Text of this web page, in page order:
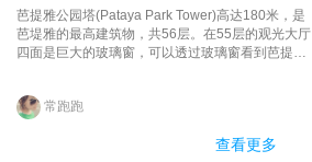
国人真会玩。交通信息：芭堤雅没有市内公共汽
车，若步行游览芭堤雅全市，需要1个多小时。市
内主要分南北方向两条大路(Beach Rd和 Pattaya 2
游逛。市内主要的公共交通工具是载人小货车，就
是我们俗称的双条。芭提雅小货车一般招手即停，
游客上车前应告诉司机下车地点(以有名的酒店或景
点为宜)，如果下车地点和司机行驶的方向相符，游
芭提雅公园塔(Pataya Park Tower)高达180米，是
芭堤雅的最高建筑物，共56层。在55层的观光大厅
四面是巨大的玻璃窗，可以透过玻璃窗看到芭提雅
转餐厅里吃价格实惠的自助餐，欣赏芭提雅的景
跳下来。 现在的你是否会觉得自己听错了？“什
常跑跑
查看更多